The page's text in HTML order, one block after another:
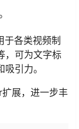
各类视频制
，可为文字标
引力。
展，进一步丰